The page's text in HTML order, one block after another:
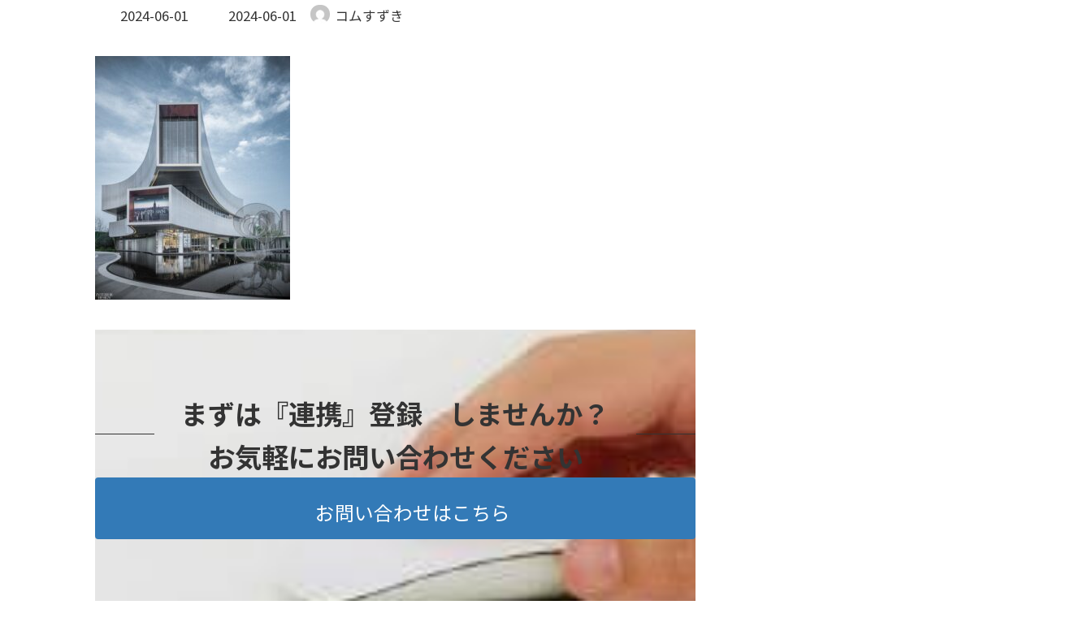
2024-06-01
最
新
日
時
:
2024-06-01 コムすずき
まずは『連携』登録 しませんか？
お気軽にお問い合わせください
お問い合わせはこちら